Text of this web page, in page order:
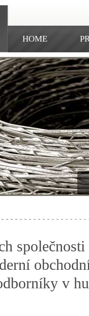
v
HOME
KONTAKT